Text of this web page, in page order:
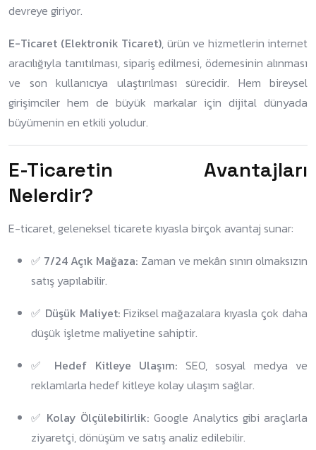
devreye giriyor.
E-Ticaret (Elektronik Ticaret), ürün ve hizmetlerin internet
aracılığıyla tanıtılması, sipariş edilmesi, ödemesinin alınması
ve son kullanıcıya ulaştırılması sürecidir. Hem bireysel
girişimciler hem de büyük markalar için dijital dünyada
büyümenin en etkili yoludur.
E-Ticaretin Avantajları
Nelerdir?
E-ticaret, geleneksel ticarete kıyasla birçok avantaj sunar:
✅ 7/24 Açık Mağaza: Zaman ve mekân sınırı olmaksızın
satış yapılabilir.
✅ Düşük Maliyet:Fiziksel mağazalara kıyasla çok daha
düşük işletme maliyetine sahiptir.
✅ Hedef Kitleye Ulaşım: SEO, sosyal medya ve
reklamlarla hedef kitleye kolay ulaşım sağlar.
✅ Kolay Ölçülebilirlik: Google Analytics gibi araçlarla
ziyaretçi, dönüşüm ve satış analiz edilebilir.